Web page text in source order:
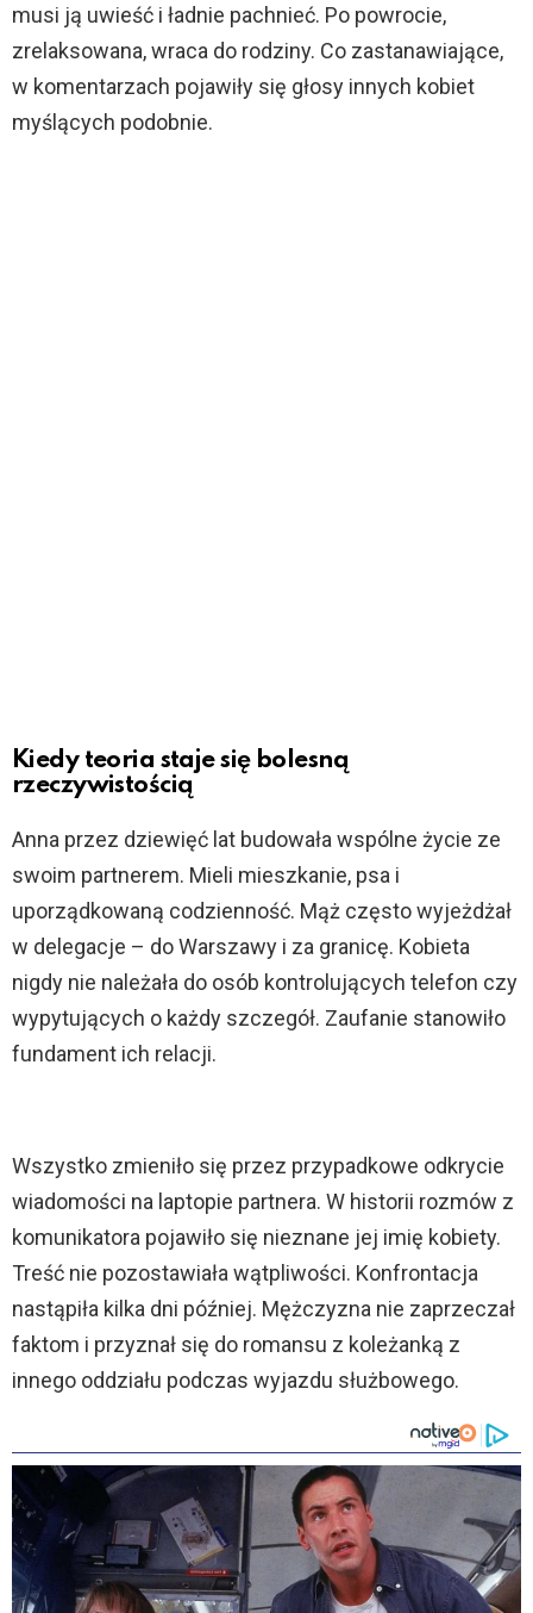
musi ją uwieść i ładnie pachnieć. Po powrocie,
zrelaksowana, wraca do rodziny. Co zastanawiające,
w komentarzach pojawiły się głosy innych kobiet
myślących podobnie.
Kiedy teoria staje się bolesną
rzeczywistością
Anna przez dziewięć lat budowała wspólne życie ze
swoim partnerem. Mieli mieszkanie, psa i
uporządkowaną codzienność. Mąż często wyjeżdżał
w delegacje – do Warszawy i za granicę. Kobieta
nigdy nie należała do osób kontrolujących telefon czy
wypytujących o każdy szczegół. Zaufanie stanowiło
fundament ich relacji.
Wszystko zmieniło się przez przypadkowe odkrycie
wiadomości na laptopie partnera. W historii rozmów z
komunikatora pojawiło się nieznane jej imię kobiety.
Treść nie pozostawiała wątpliwości. Konfrontacja
nastąpiła kilka dni później. Mężczyzna nie zaprzeczał
faktom i przyznał się do romansu z koleżanką z
innego oddziału podczas wyjazdu służbowego.